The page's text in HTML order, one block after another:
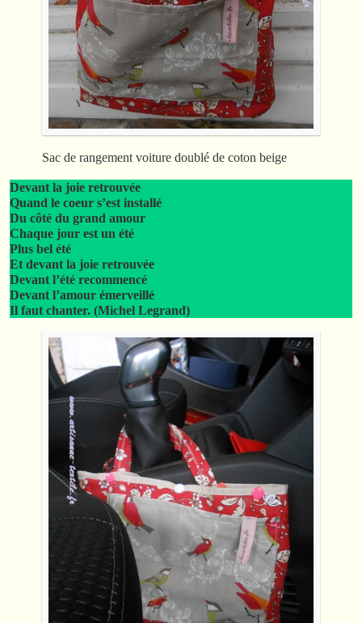
Sac de rangement voiture doublé de coton beige
Devant la joie retrouvée
Quand le coeur s’est installé
Du côté du grand amour
Chaque jour est un été
Plus bel été
Et devant la joie retrouvée
Devant l’été recommencé
Devant l’amour émerveillé
Il faut chanter. (Michel Legrand)